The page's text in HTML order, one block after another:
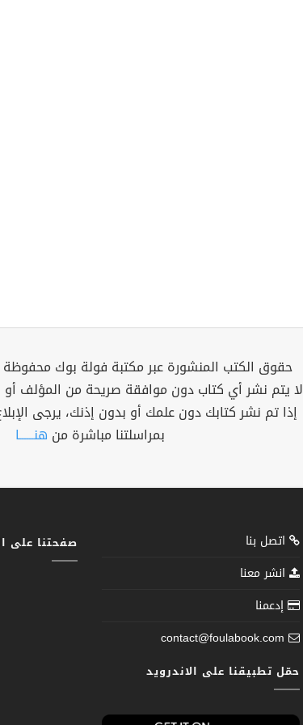
حقوق الكتب المنشورة عبر مكتبة فولة بوك محفوظة
لا يتم نشر أي كتاب دون موافقة صريحة من المؤلف أو
إذا تم نشر كتابك دون علمك أو بدون إذنك، يرجى
بمراسلتنا مباشرة من هنــــــا
اتصل بنا
انشر معنا
إدعمنا
contact@foulabook.com
حمّل تطبيقنا على الاندرويد
صفحتنا على